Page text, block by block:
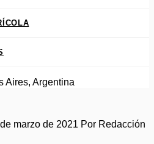
Aires, Argentina
marzo de 2021 Por Redacción